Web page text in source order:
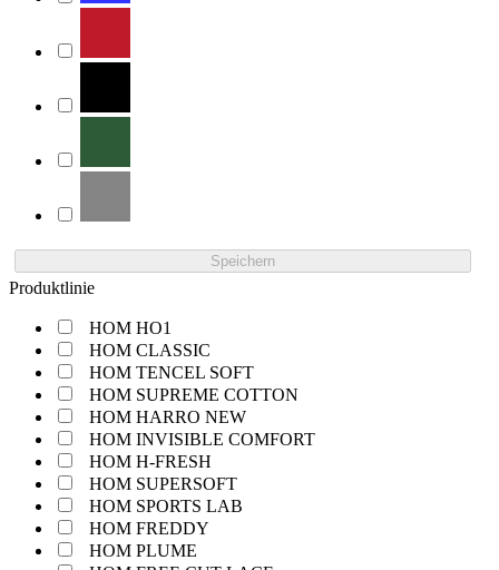
Speichern
Produktlinie
HOM HO1
HOM CLASSIC
HOM TENCEL SOFT
HOM SUPREME COTTON
HOM HARRO NEW
HOM INVISIBLE COMFORT
HOM H-FRESH
HOM SUPERSOFT
HOM SPORTS LAB
HOM FREDDY
HOM PLUME